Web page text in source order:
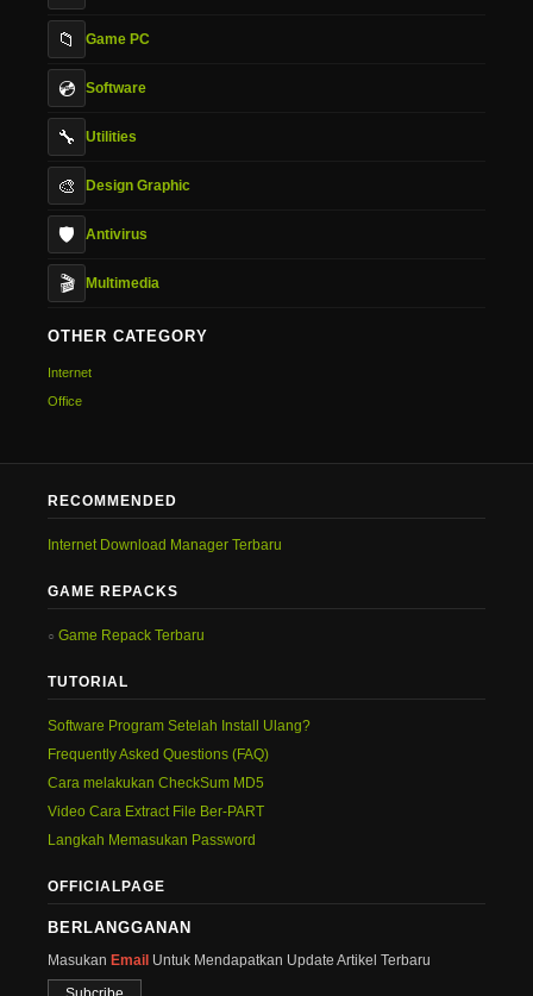
📁 Game PC
💿 Software
🔧 Utilities
🎨 Design Graphic
🛡️ Antivirus
🎬 Multimedia
OTHER CATEGORY
Internet
Office
RECOMMENDED
Internet Download Manager Terbaru
GAME REPACKS
Game Repack Terbaru
TUTORIAL
Software Program Setelah Install Ulang?
Frequently Asked Questions (FAQ)
Cara melakukan CheckSum MD5
Video Cara Extract File Ber-PART
Langkah Memasukan Password
OFFICIALPAGE
BERLANGGANAN
Masukan Email Untuk Mendapatkan Update Artikel Terbaru